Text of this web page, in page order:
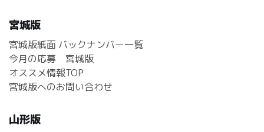
宮城版
宮城版紙面 バックナンバー一覧
今月の応募 宮城版
オススメ情報TOP
宮城版へのお問い合わせ
山形版